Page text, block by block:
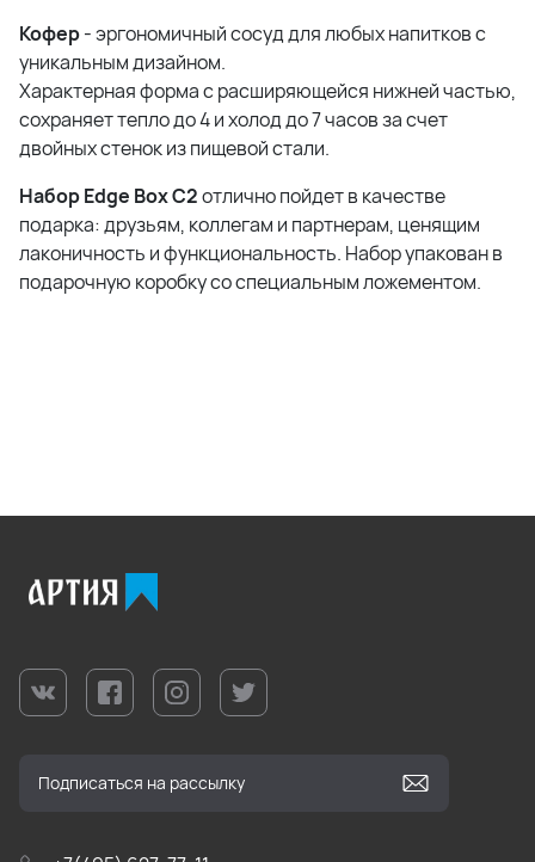
Кофер- эргономичный сосуд для любых напитков с
уникальным дизайном.
Характерная форма с расширяющейся нижней частью,
сохраняет тепло до 4 и холод до 7 часов за счет
двойных стенок из пищевой стали.
Набор Edge Box C2отлично пойдет в качестве
подарка: друзьям, коллегам и партнерам, ценящим
лаконичность и функциональность. Набор упакован в
подарочную коробку со специальным ложементом.